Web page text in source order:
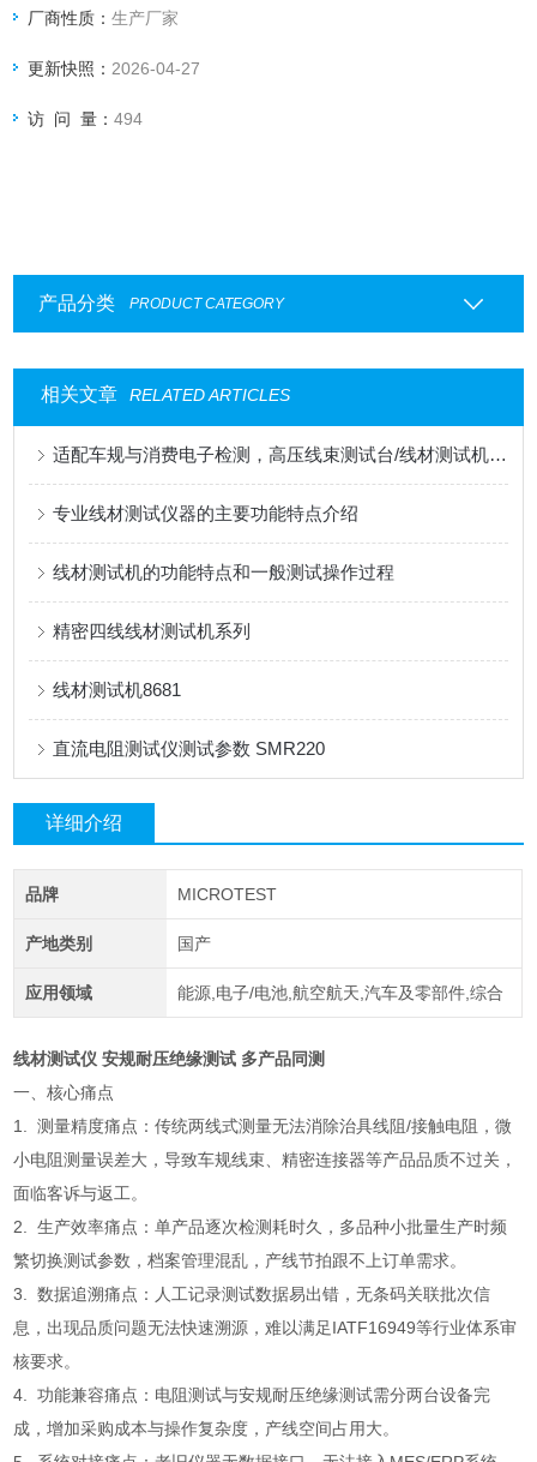
化系统，广泛应用于车规线束、精密连接器等场景，满足
控水平
厂商性质：生产厂家
更新快照： 2026-04-27
访 问 量：494
产品分类 PRODUCT CATEGORY
相关文章 RELATED ARTICLES
适配车规与消费电子检测，高压线束测试台/线材测试机应用解读
专业线材测试仪器的主要功能特点介绍
线材测试机的功能特点和一般测试操作过程
精密四线线材测试机系列
线材测试机8681
直流电阻测试仪测试参数 SMR220
详细介绍
品牌 MICROTEST
产地类别 国产
应用领域 能源,电子/电池,航空航天,汽车及零部件,综合
线材测试仪 安规耐压绝缘测试 多产品同测
一、核心痛点
1. 测量精度痛点：传统两线式测量无法消除治具线阻/接触电阻，微
小电阻测量误差大，导致车规线束、精密连接器等产品品质不过关，
面临客诉与返工。
2. 生产效率痛点：单产品逐次检测耗时久，多品种小批量生产时频
繁切换测试参数，档案管理混乱，产线节拍跟不上订单需求。
3. 数据追溯痛点：人工记录测试数据易出错，无条码关联批次信
息，出现品质问题无法快速溯源，难以满足IATF16949等行业体系审
核要求。
4. 功能兼容痛点：电阻测试与安规耐压绝缘测试需分两台设备完
成，增加采购成本与操作复杂度，产线空间占用大。